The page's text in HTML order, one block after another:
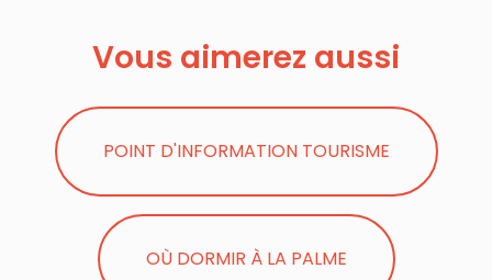
Vous aimerez aussi
POINT D'INFORMATION TOURISME
OÙ DORMIR À LA PALME